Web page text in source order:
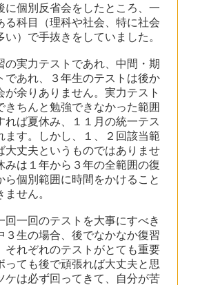
に個別反省会をしたところ、一
る科目（理科や社会、特に社会
い）で手抜きをしていました。
の実力テストであれ、中間・期
であれ、３年生のテストは後か
が余りありません。実力テスト
きちんと勉強できなかった範囲
れば夏休み、１１月の統一テス
ます。しかし、１、２回該当範
大丈夫というものではありませ
みは１年から３年の全範囲の復
ら個別範囲に時間をかけること
せん。
回一回のテストを大事にすべき
３生の場合、後でなかなか復習
それぞれのテストがとても重要
っても後で頑張れば大丈夫と思
ケは必ず回ってきて、自分が苦